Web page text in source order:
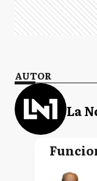
AUTOR
La